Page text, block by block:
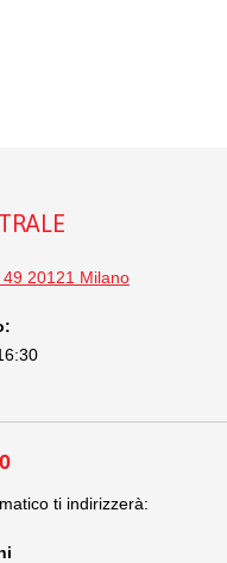
20121 Milano
ti indirizzerà: